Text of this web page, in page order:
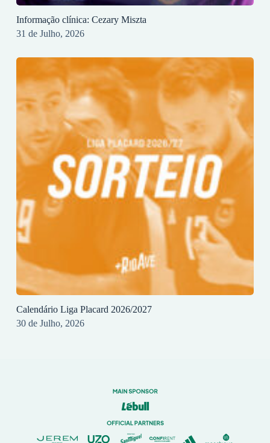
Informação clínica: Cezary Miszta
31 de Julho, 2026
Calendário Liga Placard 2026/2027
30 de Julho, 2026